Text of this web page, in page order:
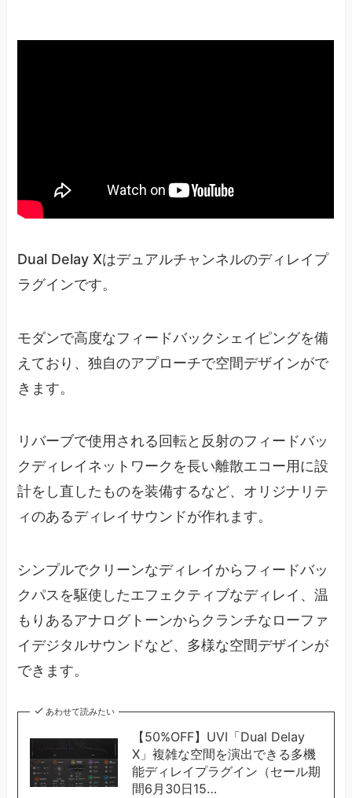
Dual Delay Xはデュアルチャンネルのディレイプ
ラグインです。
モダンで高度なフィードバックシェイピングを備
えており、独自のアプローチで空間デザインがで
きます。
リバーブで使用される回転と反射のフィードバッ
クディレイネットワークを長い離散エコー用に設
計をし直したものを装備するなど、オリジナリテ
ィのあるディレイサウンドが作れます。
シンプルでクリーンなディレイからフィードバッ
クパスを駆使したエフェクティブなディレイ、温
もりあるアナログトーンからクランチなローファ
イデジタルサウンドなど、多様な空間デザインが
できます。
あわせて読みたい
【50%OFF】UVI「Dual Delay
X」複雑な空間を演出できる多機
能ディレイプラグイン（セール期
間6月30日15…